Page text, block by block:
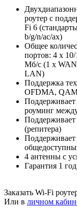
роутер с
Fi 6
b/g/n/ac/ax)
Общее
портов: 4 х
Мб/с (1 x
LAN)
Поддержка
OFDMA,
роуминг
Поддерживает
(репитера)
Поддерживает
4 антенны с
Гарантия 1 год
Заказать Wi-Fi
Или в личном